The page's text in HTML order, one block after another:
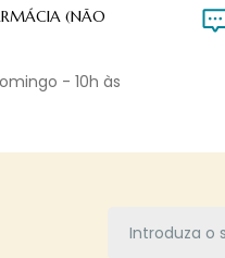
(NÃO
- 10h às